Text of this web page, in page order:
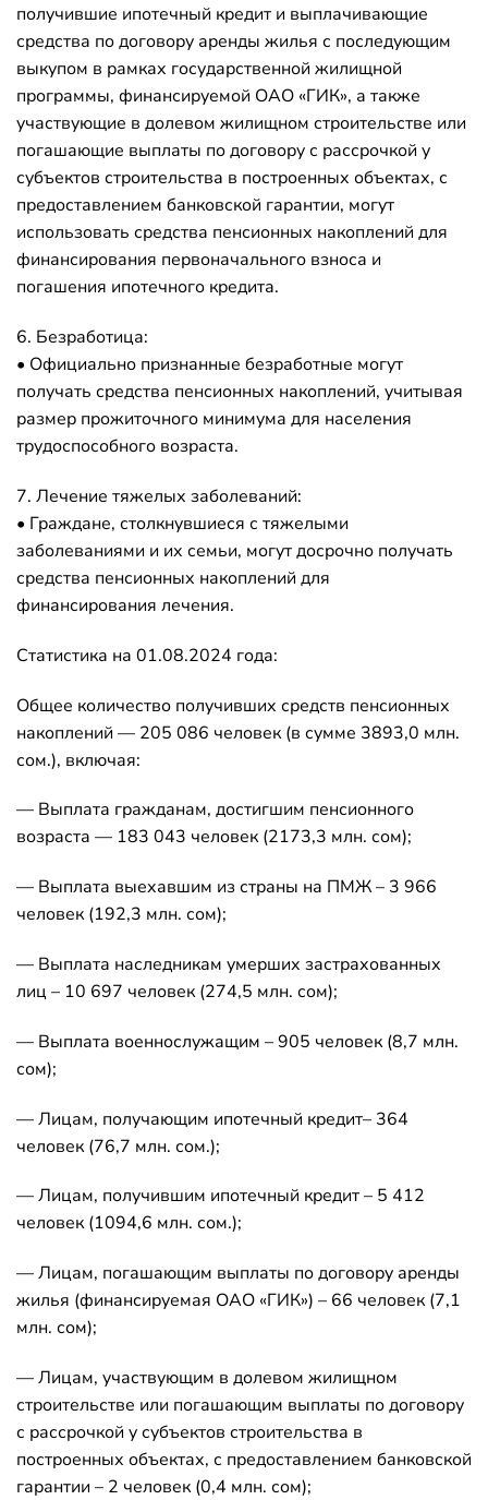
получившие ипотечный кредит и выплачивающие
средства по договору аренды жилья с последующим
выкупом в рамках государственной жилищной
программы, финансируемой ОАО «ГИК», а также
участвующие в долевом жилищном строительстве или
погашающие выплаты по договору с рассрочкой у
субъектов строительства в построенных объектах, с
предоставлением банковской гарантии, могут
использовать средства пенсионных накоплений для
финансирования первоначального взноса и
погашения ипотечного кредита.
6. Безработица:
• Официально признанные безработные могут
получать средства пенсионных накоплений, учитывая
размер прожиточного минимума для населения
трудоспособного возраста.
7. Лечение тяжелых заболеваний:
• Граждане, столкнувшиеся с тяжелыми
заболеваниями и их семьи, могут досрочно получать
средства пенсионных накоплений для
финансирования лечения.
Статистика на 01.08.2024 года:
Общее количество получивших средств пенсионных
накоплений — 205 086 человек (в сумме 3893,0 млн.
сом.), включая:
— Выплата гражданам, достигшим пенсионного
возраста — 183 043 человек (2173,3 млн. сом);
— Выплата выехавшим из страны на ПМЖ – 3 966
человек (192,3 млн. сом);
— Выплата наследникам умерших застрахованных
лиц – 10 697 человек (274,5 млн. сом);
— Выплата военнослужащим – 905 человек (8,7 млн.
сом);
— Лицам, получающим ипотечный кредит– 364
человек (76,7 млн. сом.);
— Лицам, получившим ипотечный кредит – 5 412
человек (1094,6 млн. сом.);
— Лицам, погашающим выплаты по договору аренды
жилья (финансируемая ОАО «ГИК») – 66 человек (7,1
млн. сом);
— Лицам, участвующим в долевом жилищном
строительстве или погашающим выплаты по договору
с рассрочкой у субъектов строительства в
построенных объектах, с предоставлением банковской
гарантии – 2 человек (0,4 млн. сом);